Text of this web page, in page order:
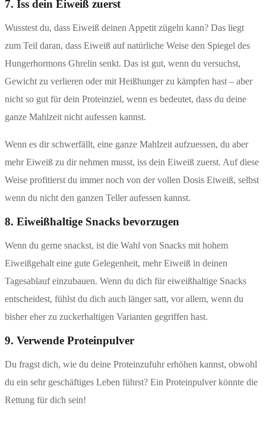
7. Iss dein Eiweiß zuerst
Wusstest du, dass Eiweiß deinen Appetit zügeln kann? Das liegt
zum Teil daran, dass Eiweiß auf natürliche Weise den Spiegel des
Hungerhormons Ghrelin senkt. Das ist gut, wenn du versuchst,
Gewicht zu verlieren oder mit Heißhunger zu kämpfen hast – aber
nicht so gut für dein Proteinziel, wenn es bedeutet, dass du deine
ganze Mahlzeit nicht aufessen kannst.
Wenn es dir schwerfällt, eine ganze Mahlzeit aufzuessen, du aber
mehr Eiweiß zu dir nehmen musst, iss dein Eiweiß zuerst. Auf diese
Weise profitierst du immer noch von der vollen Dosis Eiweiß, selbst
wenn du nicht den ganzen Teller aufessen kannst.
8. Eiweißhaltige Snacks bevorzugen
Wenn du gerne snackst, ist die Wahl von Snacks mit hohem
Eiweißgehalt eine gute Gelegenheit, mehr Eiweiß in deinen
Tagesablauf einzubauen. Wenn du dich für eiweißhaltige Snacks
entscheidest, fühlst du dich auch länger satt, vor allem, wenn du
bisher eher zu zuckerhaltigen Varianten gegriffen hast.
9. Verwende Proteinpulver
Du fragst dich, wie du deine Proteinzufuhr erhöhen kannst, obwohl
du ein sehr geschäftiges Leben führst? Ein Proteinpulver könnte die
Rettung für dich sein!